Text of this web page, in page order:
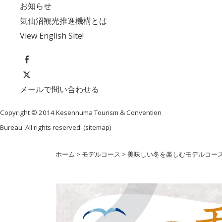
お知らせ
気仙沼観光推進機構とは
View English Site!
メールで問い合わせる
Copyright © 2014 Kesennuma Tourism & Convention
Bureau. All rights reserved. (sitemap)
ホーム > モデルコース > 美味しい冬を楽しむモデルコー